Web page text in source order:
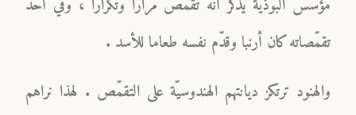
مؤسّس البوذيّة يذكر أنّه تقمّص مرارا وتكرارا ، وفي أحد
تقمّصاته كان أرنبا وقدّم نفسه طعاما للأسد .
والهنود ترتكز ديانتهم الهندوسيّة على التقمّص . لهذا نراهم